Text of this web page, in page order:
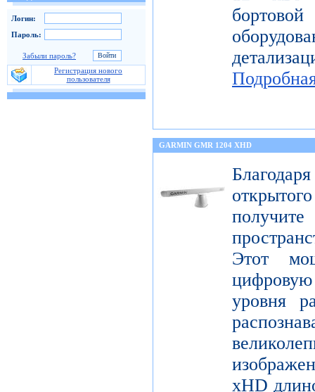
Логин:
Пароль:
Забыли пароль?
Регистрация нового
пользователя
GARMIN GMR 1204 XHD
Этот
уровня
xHD